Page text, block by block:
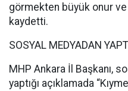
görmekten büyük onur ve
kaydetti.
SOSYAL MEDYADAN YAPTI
MHP Ankara İl Başkanı,
yaptığı açıklamada